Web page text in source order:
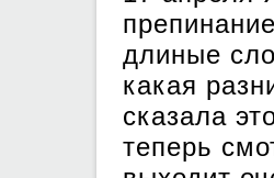
длиные
какая
сказала
теперь